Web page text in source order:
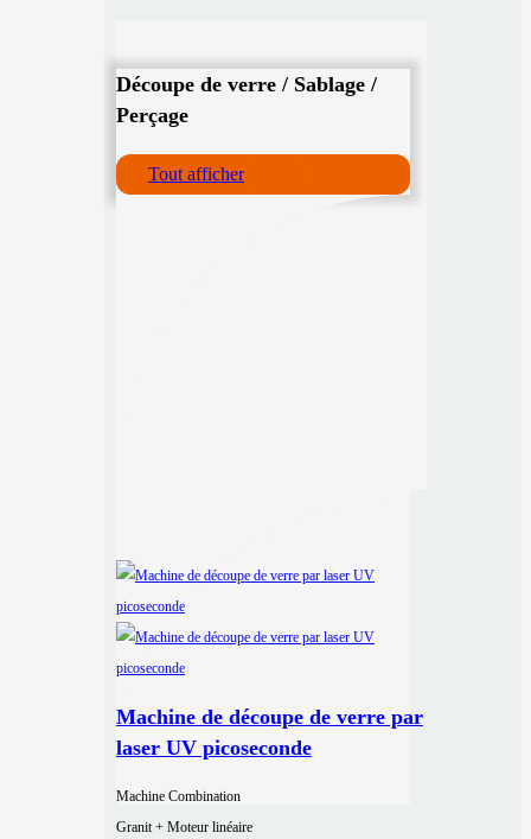
Découpe de verre / Sablage /
Perçage
Tout afficher
Machine de découpe de verre par
laser UV picoseconde
Machine Combination
Granit + Moteur linéaire